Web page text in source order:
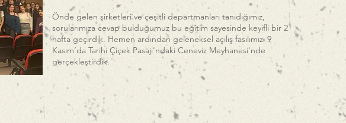
Önde gelen şirketleri ve çeşitli departmanları tanıdığımız,
sorularımıza cevap bulduğumuz bu eğitim sayesinde keyifli bir 2
hafta geçirdik. Hemen ardından geleneksel açılış fasılımızı 9
Kasım’da Tarihi Çiçek Pasajı'ndaki Ceneviz Meyhanesi'nde
gerçekleştirdik.